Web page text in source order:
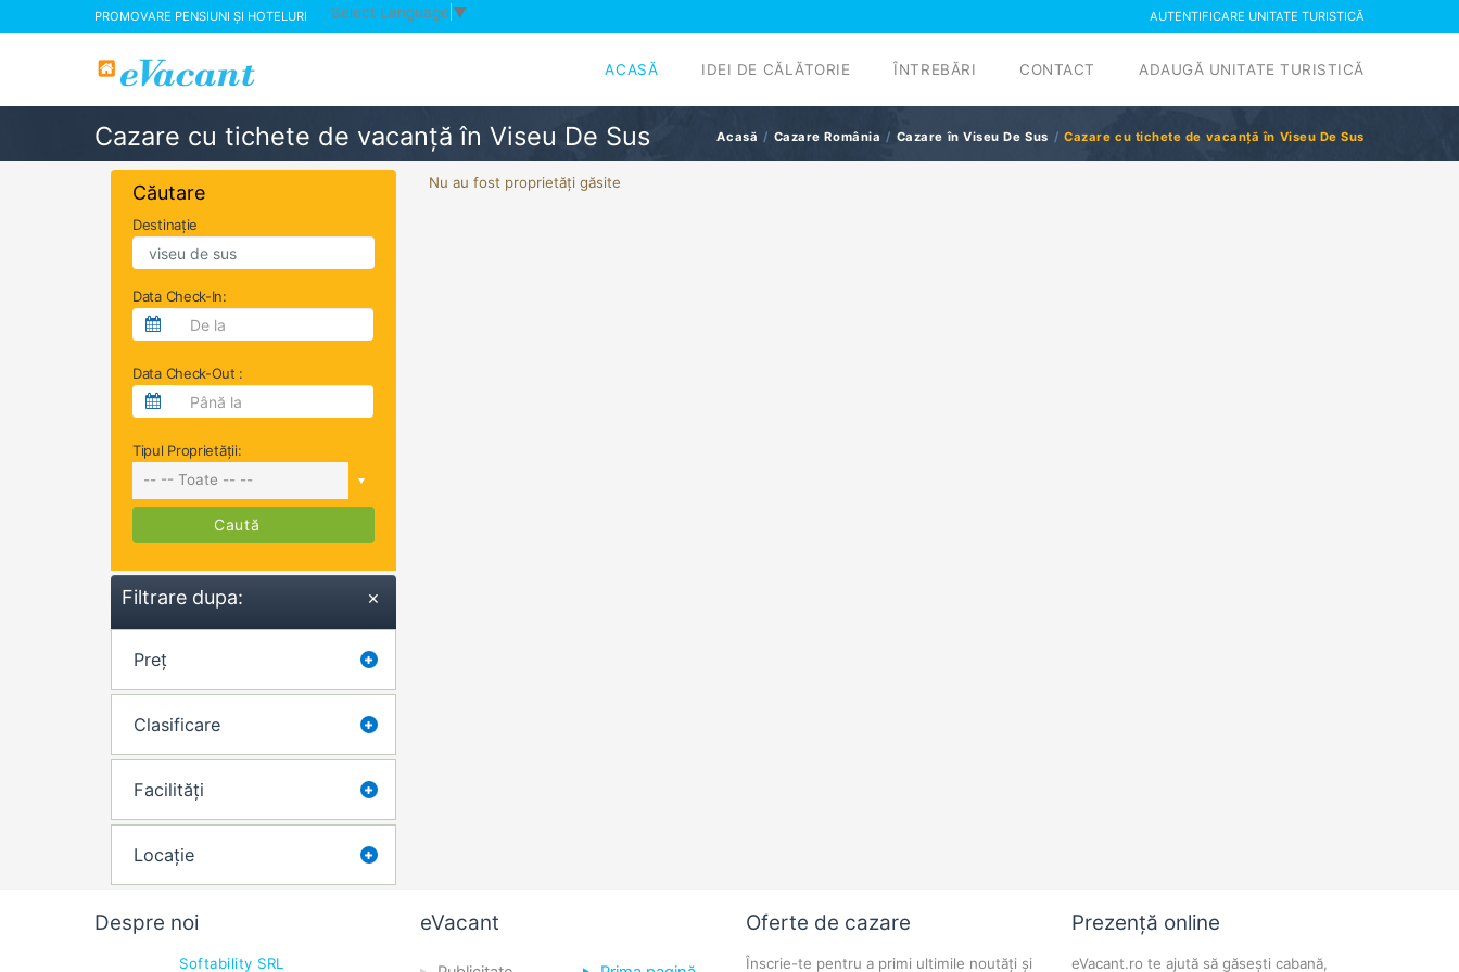
PROMOVARE PENSIUNI ȘI HOTELURI Select Language ▼ AUTENTIFICARE UNITATE TURISTICĂ
ACASĂ IDEI DE CĂLĂTORIE ÎNTREBĂRI CONTACT ADAUGĂ UNITATE TURISTICĂ
Cazare cu tichete de vacanță în Viseu De Sus Acasă Cazare România Cazare în Viseu De Sus Cazare cu tichete de vacanță în Viseu De Sus
Căutare
Destinație
Data Check-In:
Data Check-Out :
Tipul Proprietății:
-- -- Toate -- --
Caută
Filtrare dupa: ×
Preț
Clasificare
Facilități
Locație
Nu au fost proprietăți găsite
Despre noi
Softability SRL
eVacant Oferte de cazare
Înscrie-te pentru a primi ultimile noutăți și
Prezență online
eVacant.ro te ajută să găsești cabană,